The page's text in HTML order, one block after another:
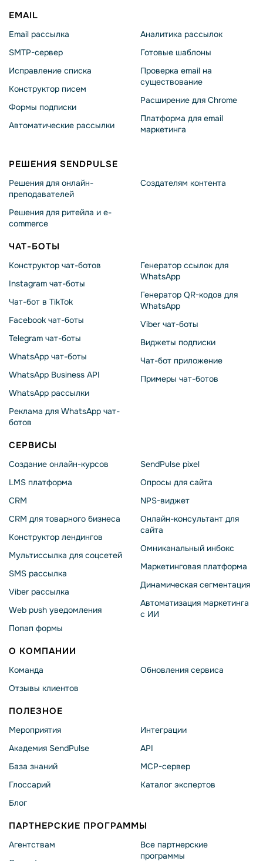
EMAIL
Email рассылка
SMTP-сервер
Исправление списка
Конструктор писем
Формы подписки
Автоматические рассылки
Аналитика рассылок
Готовые шаблоны
Проверка email на
существование
Расширение для Chrome
Платформа для email
маркетинга
РЕШЕНИЯ SENDPULSE
Решения для онлайн-
преподавателей
Решения для ритейла и e-
commerce
Создателям контента
ЧАТ-БОТЫ
Конструктор чат-ботов
Instagram чат-боты
Чат-бот в TikTok
Facebook чат-боты
Telegram чат-боты
WhatsApp чат-боты
WhatsApp Business API
WhatsApp рассылки
Реклама для WhatsApp чат-
ботов
Генератор ссылок для
WhatsApp
Генератор QR-кодов для
WhatsApp
Viber чат-боты
Виджеты подписки
Чат-бот приложение
Примеры чат-ботов
СЕРВИСЫ
Создание онлайн-курсов
LMS платформа
CRM
CRM для товарного бизнеса
Конструктор лендингов
Мультиссылка для соцсетей
SMS рассылка
Viber рассылка
Web push уведомления
Попап формы
SendPulse pixel
Опросы для сайта
NPS-виджет
Онлайн-консультант для
сайта
Омниканальный инбокс
Маркетинговая платформа
Динамическая сегментация
Автоматизация маркетинга
с ИИ
О КОМПАНИИ
Команда
Отзывы клиентов
Обновления сервиса
ПОЛЕЗНОЕ
Мероприятия
Академия SendPulse
База знаний
Глоссарий
Блог
Интеграции
API
MCP-сервер
Каталог экспертов
ПАРТНЕРСКИЕ ПРОГРАММЫ
Агентствам
Все партнерские
программы